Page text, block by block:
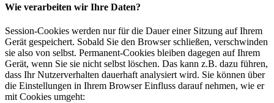
Wie verarbeiten wir Ihre Daten?
Session-Cookies werden nur für die Dauer einer Sitzung auf Ihrem
Gerät gespeichert. Sobald Sie den Browser schließen, verschwinden
sie also von selbst. Permanent-Cookies bleiben dagegen auf Ihrem
Gerät, wenn Sie sie nicht selbst löschen. Das kann z.B. dazu führen,
dass Ihr Nutzerverhalten dauerhaft analysiert wird. Sie können über
die Einstellungen in Ihrem Browser Einfluss darauf nehmen, wie er
mit Cookies umgeht: